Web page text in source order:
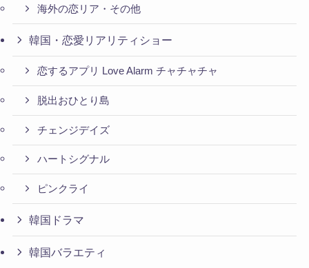
海外の恋リア・その他
韓国・恋愛リアリティショー
恋するアプリ Love Alarm チャチャチャ
脱出おひとり島
チェンジデイズ
ハートシグナル
ピンクライ
韓国ドラマ
韓国バラエティ